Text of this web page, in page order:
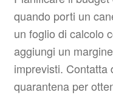
quando porti un
un foglio di calcolo
aggiungi un
imprevisti. Contatta
quarantena per